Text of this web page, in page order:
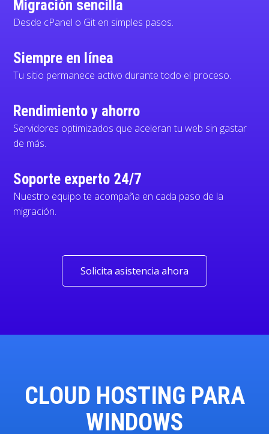
Migración sencilla
Desde cPanel o Git en simples pasos.
Siempre en línea
Tu sitio permanece activo durante todo el proceso.
Rendimiento y ahorro
Servidores optimizados que aceleran tu web sin gastar
de más.
Soporte experto 24/7
Nuestro equipo te acompaña en cada paso de la
migración.
Solicita asistencia ahora
CLOUD HOSTING PARA
WINDOWS